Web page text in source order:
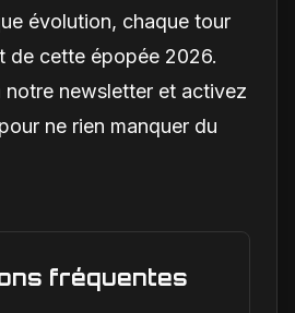
évolution, chaque tour
de cette épopée 2026.
newsletter et activez
ne rien manquer du
fréquentes